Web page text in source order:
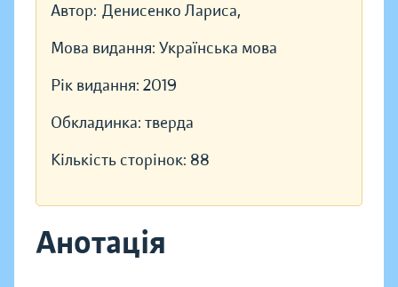
Автор: Денисенко Лариса,
Мова видання: Українська мова
Рік видання: 2019
Обкладинка: тверда
Кількість сторінок: 88
Анотація